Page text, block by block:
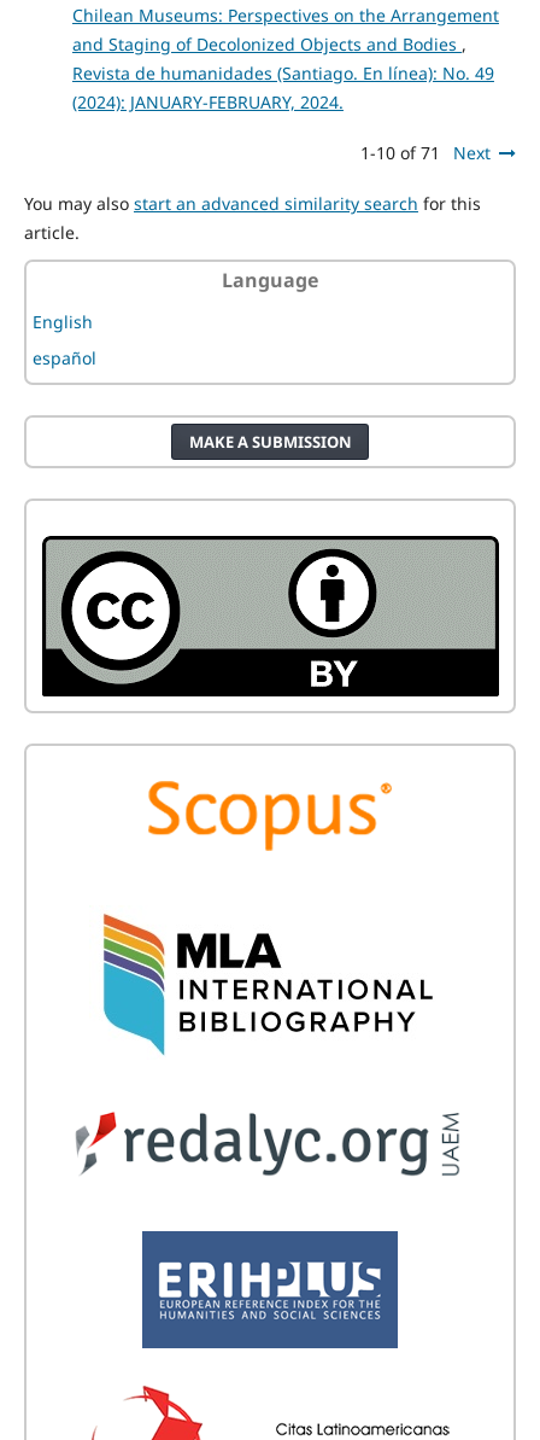
Chilean Museums: Perspectives on the Arrangement
and Staging of Decolonized Objects and Bodies ,
Revista de humanidades (Santiago. En línea): No. 49
(2024): JANUARY-FEBRUARY, 2024.
1-10 of 71 Next
You may also start an advanced similarity search for this
article.
Language
English
español
MAKE A SUBMISSION